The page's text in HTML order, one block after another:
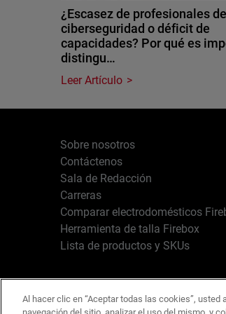
¿Escasez de profesionales de
ciberseguridad o déficit de
capacidades? Por qué es
distingu…
Leer Artículo
Sobre nosotros
Contáctenos
Sala de Redacción
Carreras
Comparar electrodomésticos
Herramienta de talla Firebox
Lista de productos y SKUs
Español
Al hacer clic en “Aceptar todas las cookies”,